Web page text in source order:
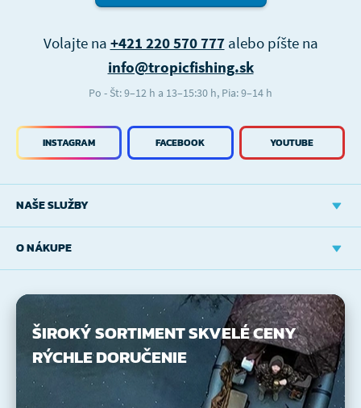
NAŠE SLUŽBY
O NÁKUPE
INSTAGRAM FACEBOOK YOUTUBE
Volajte na +421 220 570 777alebo píšte na
info@tropicfishing.sk
Po - Št: 9–12 h a 13–15:30 h, Pia: 9–14 h
ŠIROKÝ SORTIMENTSKVELÉ CENY
RÝCHLE DORUČENIE